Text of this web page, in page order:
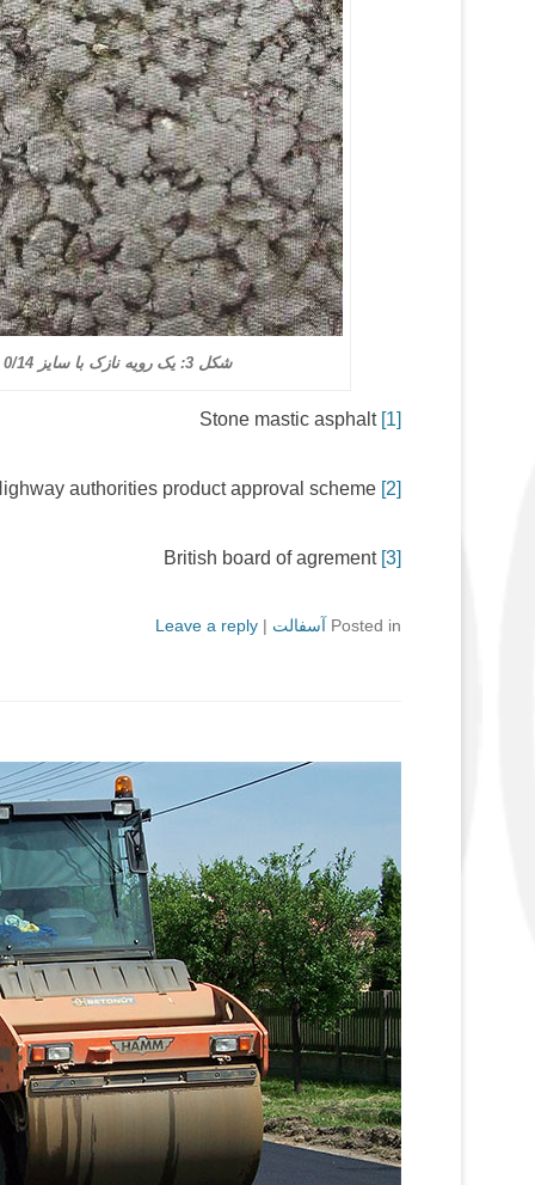
شکل 3: یک رویه نازک با سایز 0/14 (سکه یک یورو به قطر 23 میلی‌متر است)
[1]
Stone mastic asphalt
[2]
[3]
British board of agrement
Posted in آسفالت |
Leave a reply